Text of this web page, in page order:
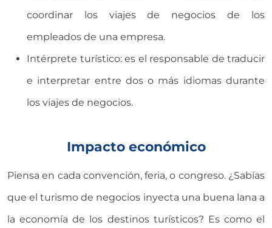
coordinar los viajes de negocios de los
empleados de una empresa.
Intérprete turístico: es el responsable de traducir
e interpretar entre dos o más idiomas durante
los viajes de negocios.
Impacto económico
Piensa en cada convención, feria, o congreso. ¿Sabías
que el turismo de negocios inyecta una buena lana a
la economía de los destinos turísticos? Es como el